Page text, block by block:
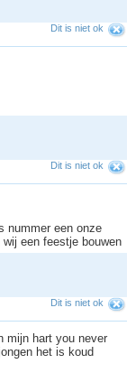
Dit is niet ok
Dit is niet ok
nummer een onze
een feestje bouwen
Dit is niet ok
mijn hart you never
het is koud